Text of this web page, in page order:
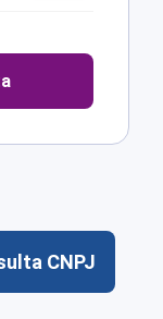
CNPJ